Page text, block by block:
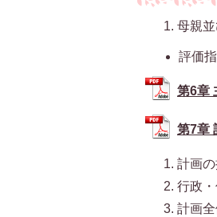
母親
評価
第6章
第7章
計画の
行政
計画